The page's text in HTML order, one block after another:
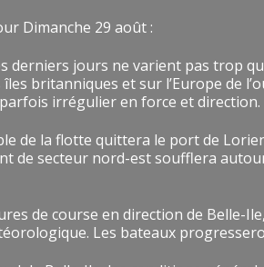
Dimanche 29 août :
derniers jours ne varient pas trop
îles britanniques et sur l’Europe de
irrégulier en force et direction.
de la flotte quittera le port de
de secteur nord-est soufflera
de course en direction de Belle-
Les bateaux